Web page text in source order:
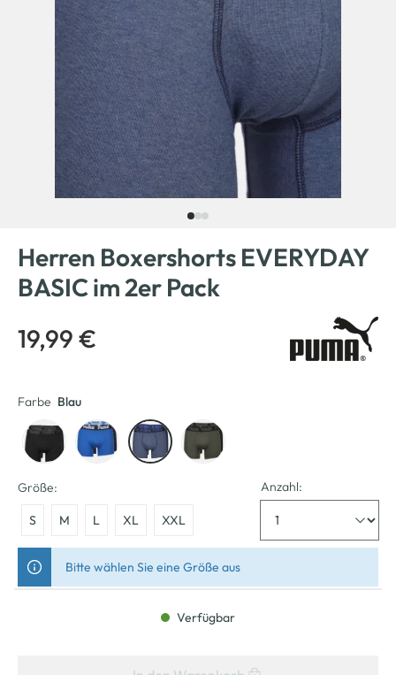
Herren Boxershorts EVERYDAY
BASIC im 2er Pack
19,99 €
Farbe Blau
Größe:
S M L XL XXL
Anzahl:
Bitte wählen Sie eine Größe aus
Verfügbar